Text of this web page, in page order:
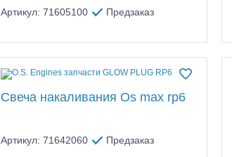
Артикул: 71605100 Предзаказ
Свеча накаливания Os max rp6
Артикул: 71642060 Предзаказ